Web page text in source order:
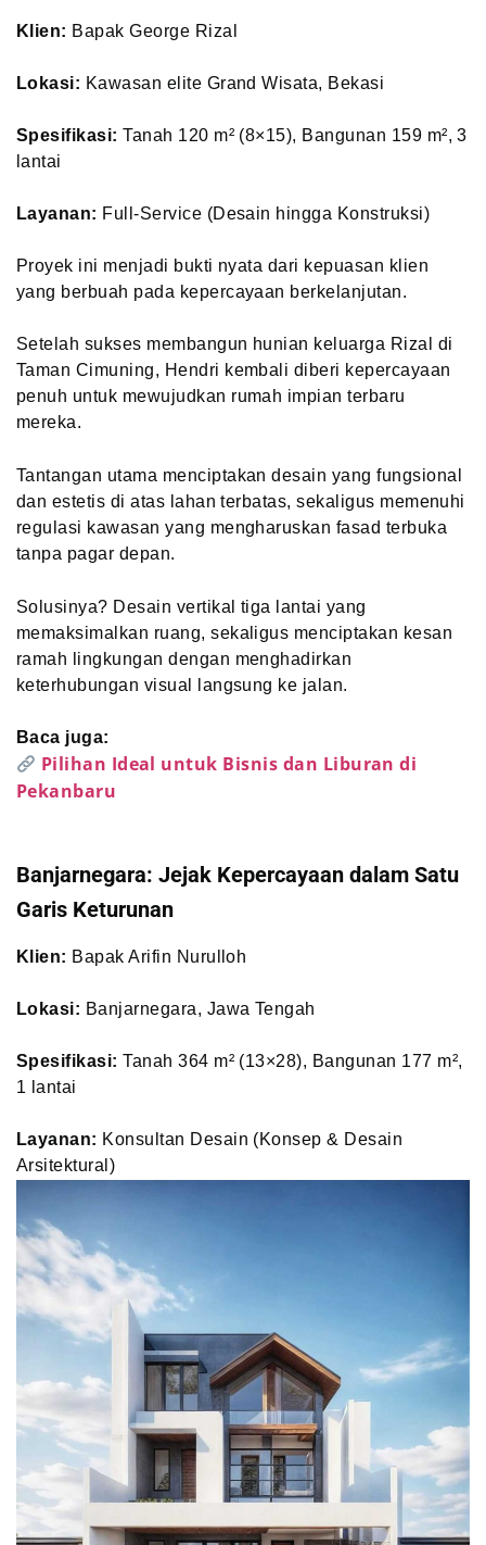
Klien: Bapak George Rizal
Lokasi: Kawasan elite Grand Wisata, Bekasi
Spesifikasi: Tanah 120 m² (8×15), Bangunan 159 m², 3
lantai
Layanan: Full-Service (Desain hingga Konstruksi)
Proyek ini menjadi bukti nyata dari kepuasan klien
yang berbuah pada kepercayaan berkelanjutan.
Setelah sukses membangun hunian keluarga Rizal di
Taman Cimuning, Hendri kembali diberi kepercayaan
penuh untuk mewujudkan rumah impian terbaru
mereka.
Tantangan utama menciptakan desain yang fungsional
dan estetis di atas lahan terbatas, sekaligus memenuhi
regulasi kawasan yang mengharuskan fasad terbuka
tanpa pagar depan.
Solusinya? Desain vertikal tiga lantai yang
memaksimalkan ruang, sekaligus menciptakan kesan
ramah lingkungan dengan menghadirkan
keterhubungan visual langsung ke jalan.
Baca juga:
Pilihan Ideal untuk Bisnis dan Liburan di
Pekanbaru
Banjarnegara: Jejak Kepercayaan dalam Satu
Garis Keturunan
Klien: Bapak Arifin Nurulloh
Lokasi: Banjarnegara, Jawa Tengah
Spesifikasi: Tanah 364 m² (13×28), Bangunan 177 m²,
1 lantai
Layanan: Konsultan Desain (Konsep & Desain
Arsitektural)